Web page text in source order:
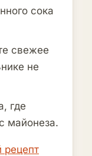
сока
свежее
не
где
майонеза.